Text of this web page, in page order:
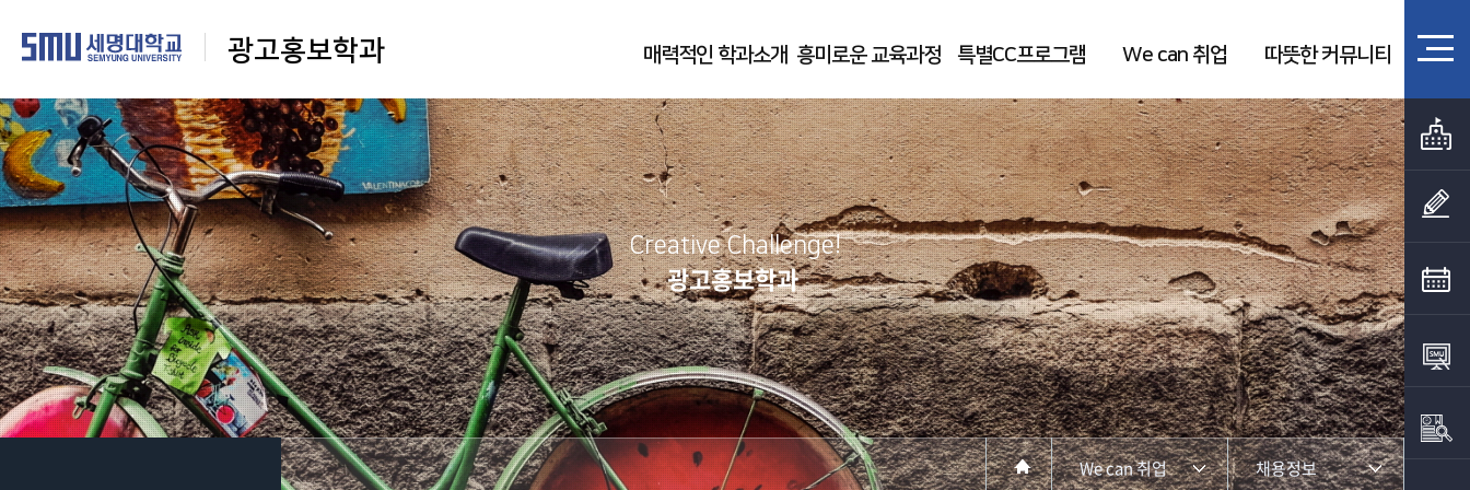
광고홍보학과 매력적인 학과소개 흥미로운 교육과정 특별CC프로그램 We can 취업 따뜻한 커뮤니티
Creative Challenge!
광고홍보학과
We can 취업 채용정보